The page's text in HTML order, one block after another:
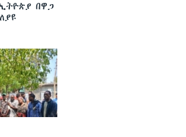
በዋጋ